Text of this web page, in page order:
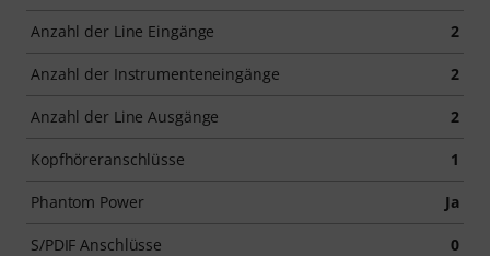
Anzahl der Line Eingänge 2
Anzahl der Instrumenteneingänge 2
Anzahl der Line Ausgänge 2
Kopfhöreranschlüsse 1
Phantom Power Ja
S/PDIF Anschlüsse 0